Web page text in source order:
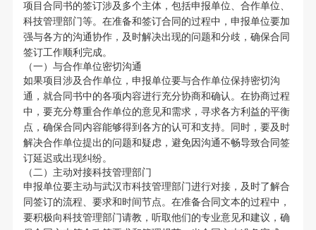
项目合同书的签订涉及多个主体，包括申报单位、合作单位、
科技管理部门等。在准备和签订合同的过程中，申报单位要加
强与各方的沟通协作，及时解决出现的问题和分歧，确保合同
签订工作顺利完成。
（一）与合作单位密切沟通
如果项目涉及合作单位，申报单位要与合作单位保持密切沟
通，就合同书中的各项内容进行充分协商和确认。在协商过程
中，要充分尊重合作单位的意见和需求，寻求各方利益的平衡
点，确保合同内容能够得到各方的认可和支持。同时，要及时
解决合作单位提出的问题和疑虑，避免因沟通不畅导致合同签
订延迟或出现纠纷。
（二）主动对接科技管理部门
申报单位要主动与武汉市科技管理部门进行对接，及时了解合
同签订的流程、要求和时间节点。在准备合同文本的过程中，
要积极向科技管理部门请教，听取他们的专业意见和建议，确